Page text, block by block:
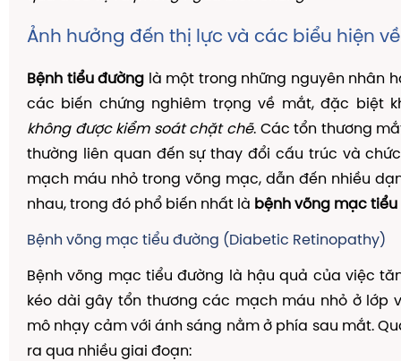
Ảnh hưởng đến thị lực và các biểu hiện
Bệnh tiểu đường là một trong những nguyên nhân
các biến chứng nghiêm trọng về mắt, đặc biệt
không được kiểm soát chặt chẽ. Các tổn thương
thường liên quan đến sự thay đổi cấu trúc và
mạch máu nhỏ trong võng mạc, dẫn đến nhiều
nhau, trong đó phổ biến nhất là bệnh võng mạc
Bệnh võng mạc tiểu đường (Diabetic Retinopathy)
Bệnh võng mạc tiểu đường là hậu quả của việc
kéo dài gây tổn thương các mạch máu nhỏ ở lớp
mô nhạy cảm với ánh sáng nằm ở phía sau mắt.
ra qua nhiều giai đoạn: